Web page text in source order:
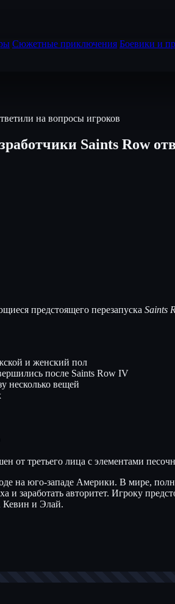
Сюжетные приключения Боевики и
на вопросы игроков
Saints Row
предстоящего перезапуска Saints
и женский пол
после Saints Row IV
несколько вещей
от третьего лица с элементами
на юго-западе Америки. В мире,
заработать авторитет. Игроку
Кевин и Элай.